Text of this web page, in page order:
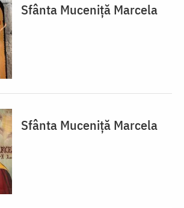
Sfânta Muceniță Marcela
Sfânta Muceniță Marcela